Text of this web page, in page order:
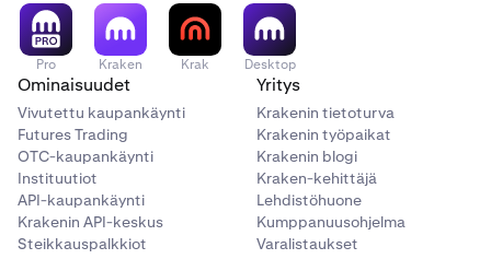
Pro Kraken Krak Desktop
Ominaisuudet
Vivutettu kaupankäynti
Futures Trading
OTC-kaupankäynti
Instituutiot
API-kaupankäynti
Krakenin API-keskus
Steikkauspalkkiot
Yritys
Krakenin tietoturva
Krakenin työpaikat
Krakenin blogi
Kraken-kehittäjä
Lehdistöhuone
Kumppanuusohjelma
Varalistaukset